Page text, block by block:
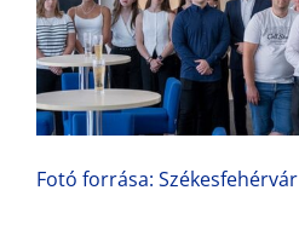
Fotó forrása: Székesfehérvár